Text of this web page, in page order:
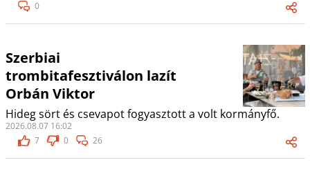
0
Szerbiai
trombitafesztiválon lazít
Orbán Viktor
Hideg sört és csevapot fogyasztott a volt kormányfő.
2026.08.07 16:02
7
0 26